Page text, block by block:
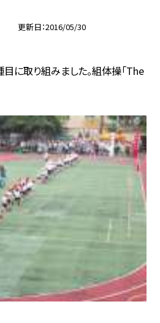
更新日 2016/05/30
目に取り組みました。組体操「The